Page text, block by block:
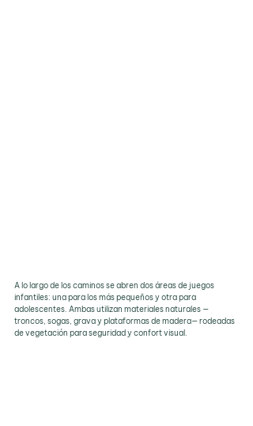
A lo largo de los caminos se abren dos áreas de juegos
infantiles: una para los más pequeños y otra para
adolescentes. Ambas utilizan materiales naturales —
troncos, sogas, grava y plataformas de madera— rodeadas
de vegetación para seguridad y confort visual.